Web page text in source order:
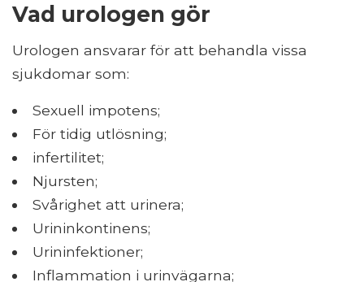
Vad urologen gör
Urologen ansvarar för att behandla vissa
sjukdomar som:
Sexuell impotens;
För tidig utlösning;
infertilitet;
Njursten;
Svårighet att urinera;
Urininkontinens;
Urininfektioner;
Inflammation i urinvägarna;